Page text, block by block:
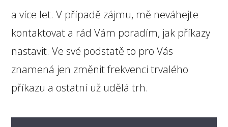
a více let. V případě zájmu, mě neváhejte
kontaktovat a rád Vám poradím, jak příkazy
nastavit. Ve své podstatě to pro Vás
znamená jen změnit frekvenci trvalého
příkazu a ostatní už udělá trh.